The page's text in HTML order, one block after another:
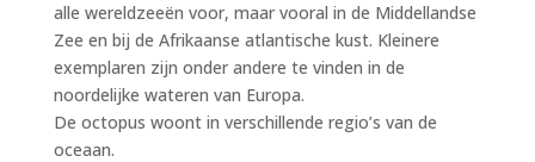
alle wereldzeeën voor, maar vooral in de Middellandse
Zee en bij de Afrikaanse atlantische kust. Kleinere
exemplaren zijn onder andere te vinden in de
noordelijke wateren van Europa.
De octopus woont in verschillende regio’s van de
oceaan.